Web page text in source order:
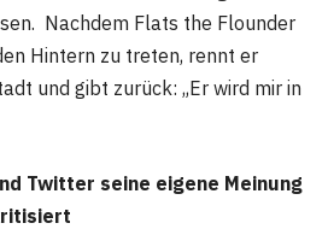
Nachdem Flats the Flounder
Hintern zu treten, rennt er
und gibt zurück: „Er wird mir in
Twitter seine eigene Meinung